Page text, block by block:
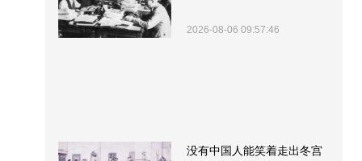
2026-08-06 09:57:46
没有中国人能笑着走出冬宫